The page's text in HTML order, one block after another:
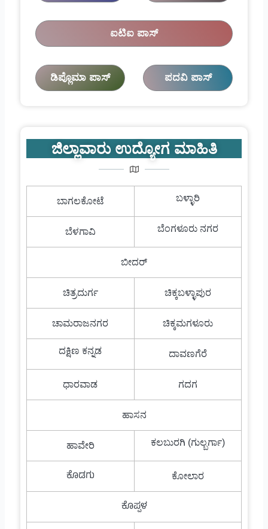
ಐಟಿಐ ಪಾಸ್
ಡಿಪ್ಲೊಮಾ ಪಾಸ್ ಪದವಿ ಪಾಸ್
ಜಿಲ್ಲಾವಾರು ಉದ್ಯೋಗ ಮಾಹಿತಿ
ಬಾಗಲಕೋಟೆ ಬಳ್ಳಾರಿ
ಬೆಳಗಾವಿ ಬೆಂಗಳೂರು ನಗರ
ಬೀದರ್
ಚಿತ್ರದುರ್ಗ ಚಿಕ್ಕಬಳ್ಳಾಪುರ
ಚಾಮರಾಜನಗರ ಚಿಕ್ಕಮಗಳೂರು
ದಕ್ಷಿಣ ಕನ್ನಡ ದಾವಣಗೆರೆ
ಧಾರವಾಡ ಗದಗ
ಹಾಸನ
ಹಾವೇರಿ ಕಲಬುರಗಿ (ಗುಲ್ಬರ್ಗಾ)
ಕೊಡಗು ಕೋಲಾರ
ಕೊಪ್ಪಳ